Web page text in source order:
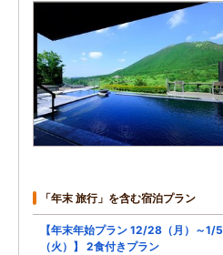
「年末 旅行」を含む宿泊プラン
【年末年始プラン 12/28（月）～1/5
（火）】 2食付きプラン